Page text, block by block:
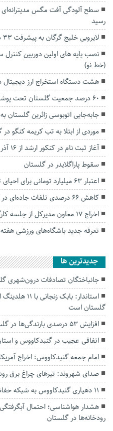
رسید
لایروبی خلیج گرگان به پیشرفت ۳۳ درصدی رسید
نصب پایه های اولین دوربین
(خط نو)
هشت دستگاه استخراج ارز
۶۰ درصد جمعیت گلستان تحت پوشش بیمه سلامت هستند
جابه‌جایی اتوبوسی زائرین گلستان
موردی از ابتلا به تب کریمه کنگو
آغاز ثبت نام در کنکور ارشد از ۱۶ آذر
سقوط پاراگلایدر در گلستان
اعتبار ۶۳ میلیارد تومانی برای احیای تاریخ گلستان
کاهش ۶۶ درصدی تلفات جاده‌ای در گلستان
اخراج ۱۷ معاون مدیرکل از جلسه کارگروه اشتغال گلستان
تعرفه جدید باشگاه‌های ورزشی
جديدترين ها
جانباختگان تصادفات درون‌شهری گلستان ۱۷ درصد
استاندار:
گلستان است
افزایش ۵۳ درصدی بارندگی‌ها در گلستان
اتفاقی عجیب در‌ گنبدکاووس و
امام جمعه گنبدکاووس: اخراج
صدای شهروند: تیرهای چراغ برق
۱۱ دهیاری گنبدکاووس به شبکه حفاظت مردمی منابع طبیعی پیوستند
هشدار هواشناسی؛ احتمال
رودخانه‌ها در گلستان